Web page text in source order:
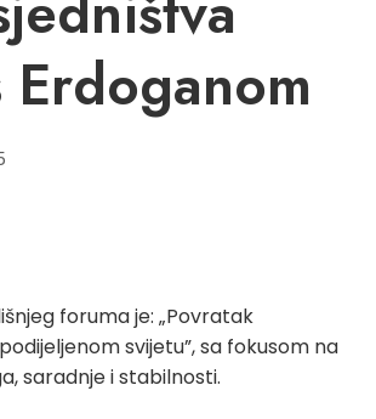
Erdoganom
foruma je: „Povratak
svijetu”, sa fokusom na
saradnje i stabilnosti.